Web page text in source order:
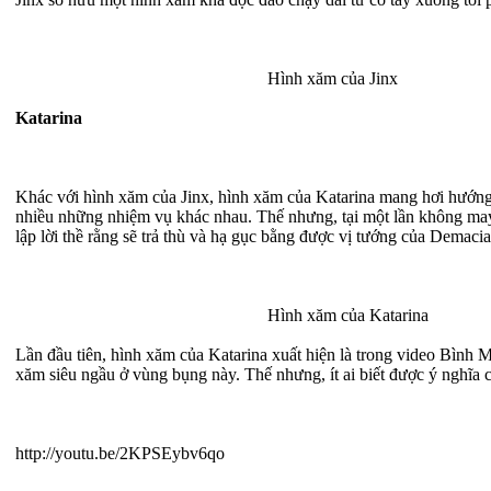
Hình xăm của Jinx
Katarina
Khác với hình xăm của Jinx, hình xăm của Katarina mang hơi
nhiều những nhiệm vụ khác nhau. Thế nhưng, tại một lần không
lập lời thề rằng sẽ trả thù và hạ gục bằng được vị tướng của
Hình xăm của Katarina
Lần đầu tiên, hình xăm của Katarina xuất hiện là trong video Bình
xăm siêu ngầu ở vùng bụng này. Thế nhưng, ít ai biết được ý nghĩa
http://youtu.be/2KPSEybv6qo